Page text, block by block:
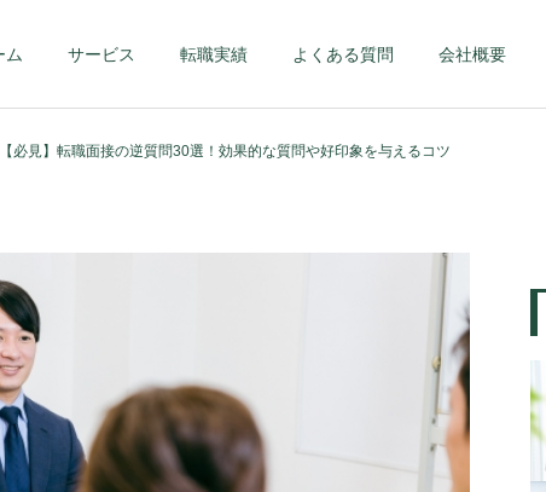
ム サービス 転職実績 よくある質問 会社概要
ハイクラス – 課長・
部長クラス以上 –
【必見】転職面接の逆質問30選！効果的な質問や好印象を与えるコツ